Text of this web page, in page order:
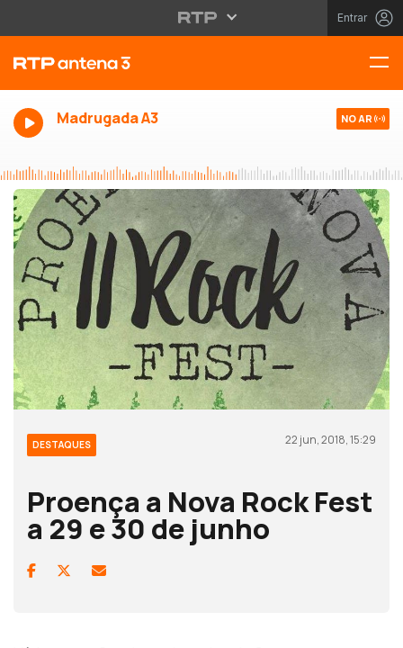
Entrar
Madrugada A3 NO AR
DESTAQUES 22 jun, 2018, 15:29
Proença a Nova Rock Fest
a 29 e 30 de junho